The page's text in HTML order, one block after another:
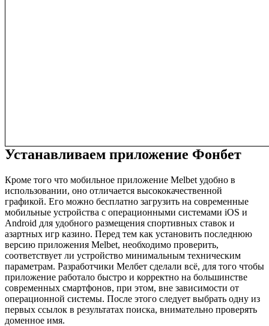
Устанавливаем приложение Фонбет
Кроме того что мобильное приложение Melbet удобно в
использовании, оно отличается высококачественной
графикой. Его можно бесплатно загрузить на современные
мобильные устройства с операционными системами iOS и
Android для удобного размещения спортивных ставок и
азартных игр казино. Перед тем как установить последнюю
версию приложения Melbet, необходимо проверить,
соответствует ли устройство минимальным техническим
параметрам. Разработчики Мелбет сделали всё, для того чтобы
приложение работало быстро и корректно на большинстве
современных смартфонов, при этом, вне зависимости от
операционной системы. После этого следует выбрать одну из
первых ссылок в результатах поиска, внимательно проверять
доменное имя.